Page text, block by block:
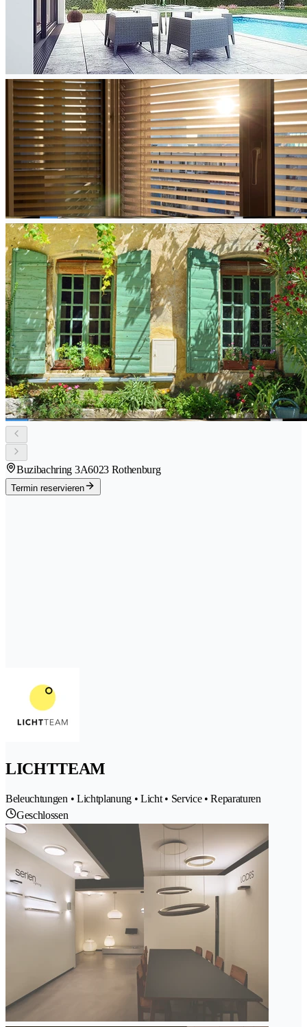
Buzibachring 3A6023 Rothenburg
Termin reservieren
LICHTTEAM
Beleuchtungen • Lichtplanung • Licht • Service • Reparaturen
Geschlossen